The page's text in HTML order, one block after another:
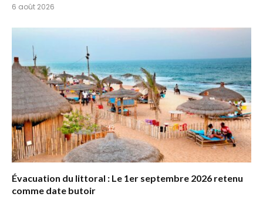
6 août 2026
Évacuation du littoral : Le 1er septembre 2026 retenu
comme date butoir